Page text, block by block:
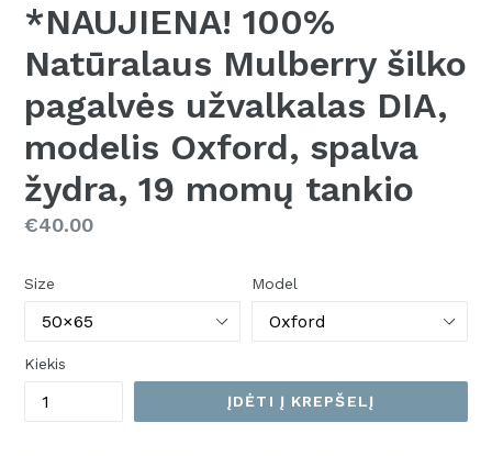
*NAUJIENA! 100%
Natūralaus Mulberry šilko
pagalvės užvalkalas DIA,
modelis Oxford, spalva
žydra, 19 momų tankio
Kaina
€40.00
Size Model
Kiekis
ĮDĖTI Į KREPŠELĮ